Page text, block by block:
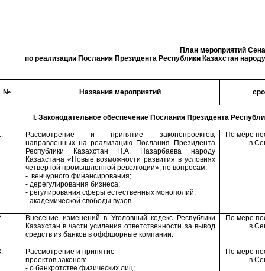
План мероприятий
по реализации Послания Президента Республики Казахстан
№ Названия мероприятий
I. Законодательное обеспечение Послания Президента
Рассмотрение и принятие законопроектов,
направленных на реализацию Послания Президента
Республики Казахстан Н.А. Назарбаева народу
Казахстана «Новые возможности развития в условиях
четвертой промышленной революции», по вопросам:
- венчурного финансирования;
- дерегулирования бизнеса;
- регулирования сферы естественных монополий;
- академической свободы вузов.
По мере
в
Внесение изменений в Уголовный кодекс Республики
Казахстан в части усиления ответственности за вывод
средств из банков в оффшорные компании.
По мере
в
Рассмотрение и принятие
проектов законов:
- о банкротстве физических лиц;
По мере
в